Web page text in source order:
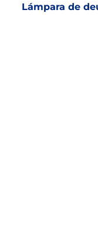
Lámpara de